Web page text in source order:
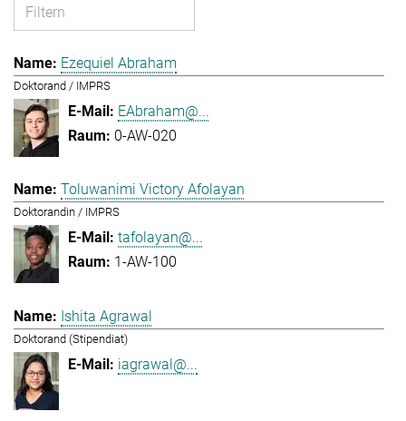
Ezequiel Abraham
Doktorand / IMPRS
EAbraham@...
0-AW-020
Toluwanimi Victory Afolayan
Doktorandin / IMPRS
tafolayan@...
1-AW-100
Ishita Agrawal
Doktorand (Stipendiat)
iagrawal@...